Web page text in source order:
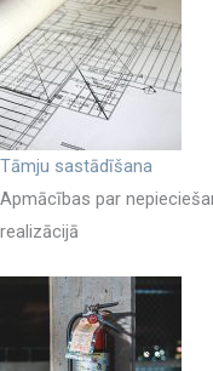
Tāmju sastādīšana
Apmācības par
realizācijā